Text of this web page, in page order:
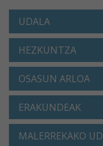
UDALA
HEZKUNTZA
OSASUN ARLOA
ERAKUNDEAK
MALERREKAKO